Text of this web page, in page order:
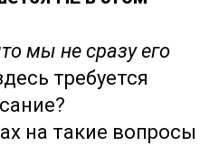
мы не сразу его
требуется
на такие вопросы